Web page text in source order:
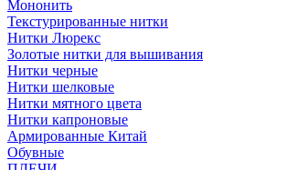
Мононить
Текстурированные нитки
Нитки Люрекс
Золотые нитки для вышивания
Нитки черные
Нитки шелковые
Нитки мятного цвета
Нитки капроновые
Армированные Китай
Обувные